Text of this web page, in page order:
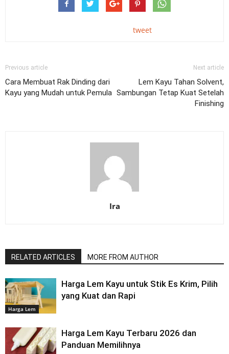
tweet
Previous article
Cara Membuat Rak Dinding dari
Kayu yang Mudah untuk Pemula
Next article
Lem Kayu Tahan Solvent,
Sambungan Tetap Kuat Setelah
Finishing
Ira
RELATED ARTICLES MORE FROM AUTHOR
Harga Lem
Harga Lem Kayu untuk Stik Es Krim, Pilih
yang Kuat dan Rapi
Harga Lem Kayu Terbaru 2026 dan
Panduan Memilihnya